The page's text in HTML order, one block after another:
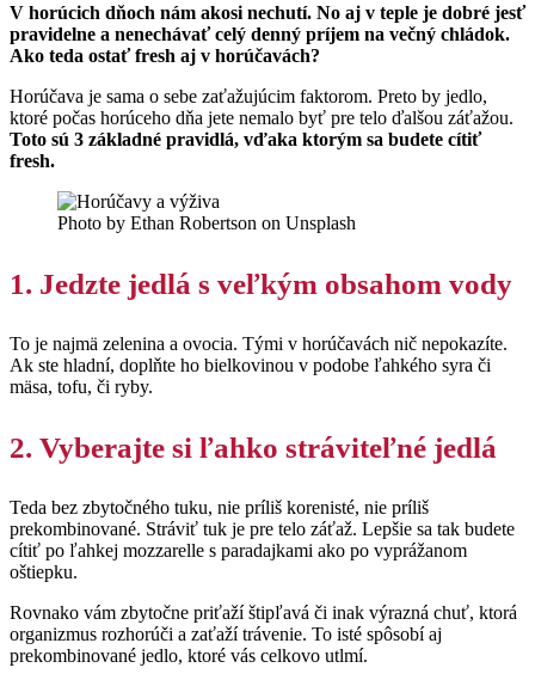
V horúcich dňoch nám akosi nechutí. No aj v teple je dobré jesť
pravidelne a nenechávať celý denný príjem na večný chládok.
Ako teda ostať fresh aj v horúčavách?
Horúčava je sama o sebe zaťažujúcim faktorom. Preto by jedlo,
ktoré počas horúceho dňa jete nemalo byť pre telo ďalšou záťažou.
Toto sú 3 základné pravidlá, vďaka ktorým sa budete cítiť
fresh.
Photo by Ethan Robertson on Unsplash
1. Jedzte jedlá s veľkým obsahom vody
To je najmä zelenina a ovocia. Tými v horúčavách nič nepokazíte.
Ak ste hladní, doplňte ho bielkovinou v podobe ľahkého syra či
mäsa, tofu, či ryby.
2. Vyberajte si ľahko stráviteľné jedlá
Teda bez zbytočného tuku, nie príliš korenisté, nie príliš
prekombinované. Stráviť tuk je pre telo záťaž. Lepšie sa tak budete
cítiť po ľahkej mozzarelle s paradajkami ako po vyprážanom
oštiepku.
Rovnako vám zbytočne priťaží štipľavá či inak výrazná chuť, ktorá
organizmus rozhorúči a zaťaží trávenie. To isté spôsobí aj
prekombinované jedlo, ktoré vás celkovo utlmí.